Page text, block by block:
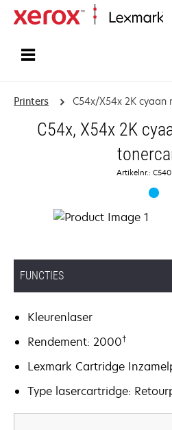
Printers C54x/X54x 2K cyaan
C54x, X54x 2K
Artikelnr.:
FUNCTIES
Kleurenlaser
Rendement: 2000†
Lexmark Cartridge
Type lasercartridge: